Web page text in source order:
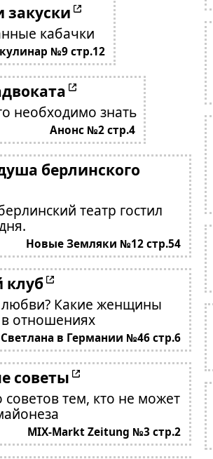
закуски
кабачки
№9 стр.12
необходимо знать
Анонс №2 стр.4
берлинского
театр гостил
Новые Земляки №12 стр.54
клуб
любви? Какие женщины
отношениях
Светлана в Германии №46 стр.6
советы
советов тем, кто не может
MIX-Markt Zeitung №3 стр.2